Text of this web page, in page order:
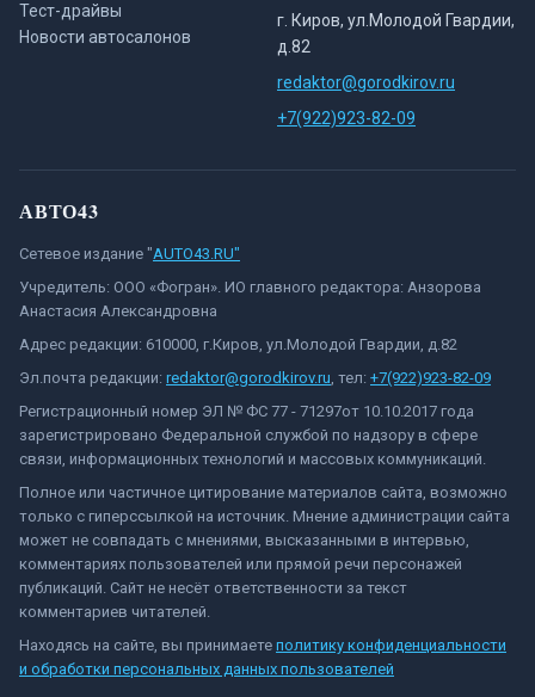
Тест-драйвы
Новости автосалонов
г. Киров, ул.Молодой Гвардии,
д.82
redaktor@gorodkirov.ru
+7(922)923-82-09
АВТО43
Сетевое издание "AUTO43.RU"
Учредитель: ООО «Фогран». ИО главного редактора: Анзорова
Анастасия Александровна
Адрес редакции: 610000, г.Киров, ул.Молодой Гвардии, д.82
Эл.почта редакции: redaktor@gorodkirov.ru, тел: +7(922)923-82-09
Регистрационный номер ЭЛ № ФС 77 - 71297от 10.10.2017 года
зарегистрировано Федеральной службой по надзору в сфере
связи, информационных технологий и массовых коммуникаций.
Полное или частичное цитирование материалов сайта, возможно
только с гиперссылкой на источник. Мнение администрации сайта
может не совпадать с мнениями, высказанными в интервью,
комментариях пользователей или прямой речи персонажей
публикаций. Сайт не несёт ответственности за текст
комментариев читателей.
Находясь на сайте, вы принимаете политику конфиденциальности
и обработки персональных данных пользователей